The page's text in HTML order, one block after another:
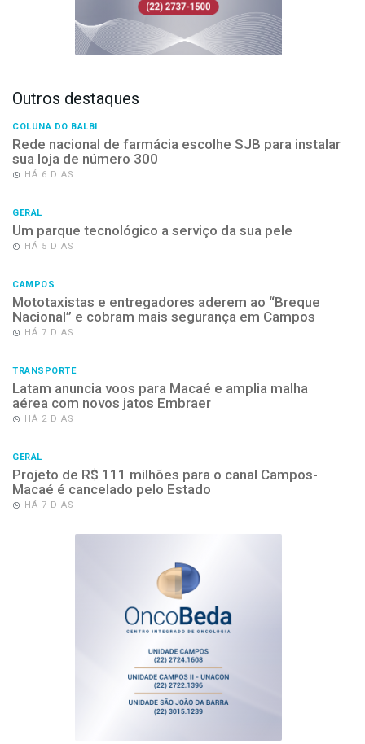
Outros destaques
COLUNA DO BALBI
Rede nacional de farmácia escolhe SJB para instalar
sua loja de número 300
HÁ 6 DIAS
GERAL
Um parque tecnológico a serviço da sua pele
HÁ 5 DIAS
CAMPOS
Mototaxistas e entregadores aderem ao “Breque
Nacional” e cobram mais segurança em Campos
HÁ 7 DIAS
TRANSPORTE
Latam anuncia voos para Macaé e amplia malha
aérea com novos jatos Embraer
HÁ 2 DIAS
GERAL
Projeto de R$ 111 milhões para o canal Campos-
Macaé é cancelado pelo Estado
HÁ 7 DIAS